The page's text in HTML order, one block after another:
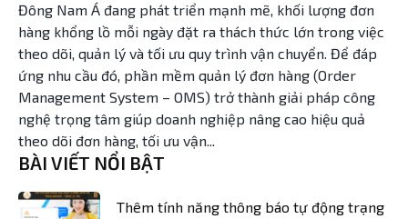
Đông Nam Á đang phát triển mạnh mẽ, khối lượng đơn
hàng khổng lồ mỗi ngày đặt ra thách thức lớn trong việc
theo dõi, quản lý và tối ưu quy trình vận chuyển. Để đáp
ứng nhu cầu đó, phần mềm quản lý đơn hàng (Order
Management System – OMS) trở thành giải pháp công
nghệ trọng tâm giúp doanh nghiệp nâng cao hiệu quả
theo dõi đơn hàng, tối ưu vận...
BÀI VIẾT NỔI BẬT
Thêm tính năng thông báo tự động trạng